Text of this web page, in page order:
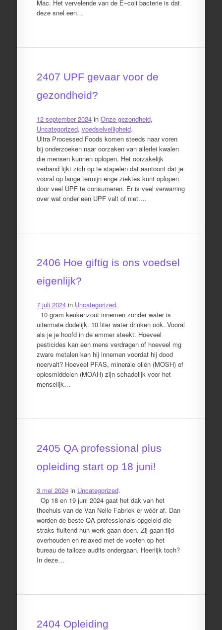
Mac. Het vervelende van de E–coli bacterie is dat
deze snel een…
2407 UPF gevaar voor de
gezondheid?
12 september 2024in Onze gezondheid,
Uncategorized, voedselveiligheid.
Ultra Processed Foods komen steeds naar voren
bij onderzoeken naar oorzaken van allerlei kwalen
die mensen kunnen oplopen. Het oorzakelijk
verband lijkt zich op te stapelen dat aantoont dat je
vooral op lange termijn enge ziektes kunt oplopen
door veel UPF te consumeren. Er is veel verwarring
over wat onder een UPF valt of niet.…
2406 Hoe giftig is ons voedsel
eigenlijk?
7 juli 2024in Uncategorized.
10 gram keukenzout innemen zonder water is
uitermate dodelijk. 10 liter water drinken ook. Vooral
als je je hoofd in de emmer steekt. Hoeveel
pesticides kan een mens verdragen of hoeveel mg
zware metalen kan hij innemen voordat hij dood
neervalt? Hoeveel PFAS, minerale oliën (MOSH) of
oplosmiddelen (MOAH) zijn schadelijk voor het
menselijk…
2405 QA professional plus
opleiding start op 18 juni!
3 mei 2024in Uncategorized.
Op 18 en 19 juni 2024 gaat het dak van het
theehuis van de Van Nelle Fabriek er wéér af. Dan
worden de beste QA professionals opgeleid die
straks fluitend hun werk gaan doen. Zij gaan tijd
overhouden en relaxed met de voeten op het
bureau de talloze audits ondergaan. Heerlijk toch?
In deze…
2404 Opleiding